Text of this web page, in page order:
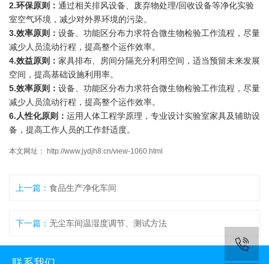
2.环保原则： 通过相关排风设备、废弃物处理/回收设备等净化实验
室空气环境，减少对外界环境的污染。
3.效率原则： 设备、功能区分布力求符合微生物检验工作流程，尽量
减少人员流动行程，提高整个运作效率。
4.效益原则： 家具排布、房间分隔充分利用空间，适当预留未来发展
空间，提高基础设施利用率。
5.效率原则： 设备、功能区分布力求符合微生物检验工作流程，尽量
减少人员流动行程，提高整个运作效率。
6.人性化原则： 运用人体工程学原理，专业设计实验室家具及辅助设
备，提高工作人员的工作舒适度。
本文网址： http://www.jydjh8.cn/view-1060.html
上一篇： 食品生产净化车间
下一篇： 无尘车间温湿度调节、测试方法